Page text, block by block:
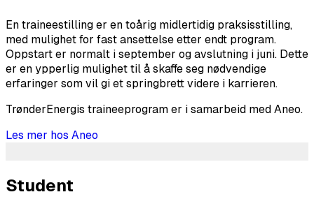
En traineestilling er en toårig midlertidig praksisstilling,
med mulighet for fast ansettelse etter endt program.
Oppstart er normalt i september og avslutning i juni. Dette
er en ypperlig mulighet til å skaffe seg nødvendige
erfaringer som vil gi et springbrett videre i karrieren.
TrønderEnergis traineeprogram er i samarbeid med Aneo.
Les mer hos Aneo
Student